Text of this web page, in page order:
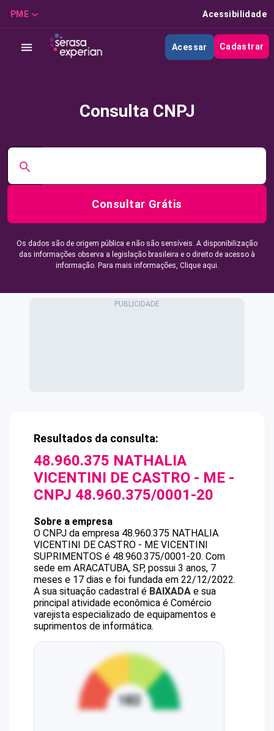
PME Acessibilidade
Acessar Cadastrar
Consulta CNPJ
Consultar Grátis
Os dados são de origem pública e não são sensíveis. A disponibilização
das informações observa a legislação brasileira e o direito de acesso à
informação. Para mais informações, Clique aqui.
Resultados da consulta:
48.960.375 NATHALIA
VICENTINI DE CASTRO - ME -
CNPJ 48.960.375/0001-20
Sobre a empresa
O CNPJ da empresa 48.960.375 NATHALIA
VICENTINI DE CASTRO - ME VICENTINI
SUPRIMENTOS é 48.960.375/0001-20. Com
sede em ARACATUBA, SP, possui 3 anos, 7
meses e 17 dias e foi fundada em 22/12/2022.
A sua situação cadastral é BAIXADA e sua
principal atividade econômica é Comércio
varejista especializado de equipamentos e
suprimentos de informática.